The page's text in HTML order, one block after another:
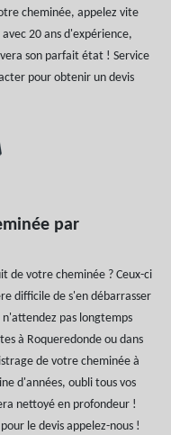
cheminée, appelez vite
20 ans d'expérience,
son parfait état ! Service
pour obtenir un devis
par
de votre cheminée ? Ceux-ci
difficile de s'en débarrasser
pas longtemps
à Roqueredonde ou dans
de votre cheminée à
d'années, oubli tous vos
nettoyé en profondeur !
le devis appelez-nous !